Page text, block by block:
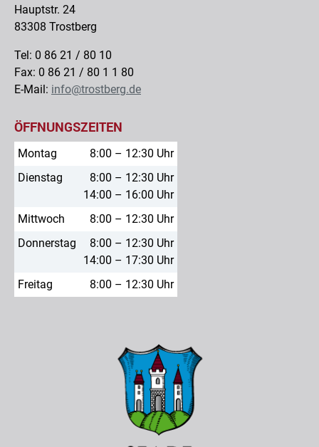
Hauptstr. 24
83308 Trostberg
Tel: 0 86 21 / 80 10
Fax: 0 86 21 / 80 1 1 80
E-Mail: info@trostberg.de
ÖFFNUNGSZEITEN
Montag
8:00 – 12:30 Uhr
Dienstag
8:00 – 12:30 Uhr
14:00 – 16:00 Uhr
Mittwoch
8:00 – 12:30 Uhr
Donnerstag
8:00 – 12:30 Uhr
14:00 – 17:30 Uhr
Freitag
8:00 – 12:30 Uhr